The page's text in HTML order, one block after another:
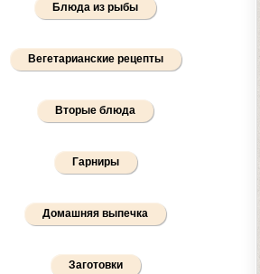
Блюда из рыбы
Вегетарианские рецепты
Вторые блюда
Гарниры
Домашняя выпечка
Заготовки